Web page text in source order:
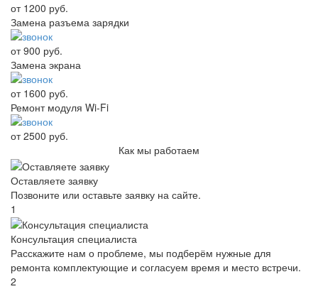
от 1200 руб.
Замена разъема зарядки
от 900 руб.
Замена экрана
от 1600 руб.
Ремонт модуля Wi-Fi
от 2500 руб.
Как мы работаем
Оставляете заявку
Позвоните или оставьте заявку на сайте.
1
Консультация специалиста
Расскажите нам о проблеме, мы подберём нужные для
ремонта комплектующие и согласуем время и место встречи.
2